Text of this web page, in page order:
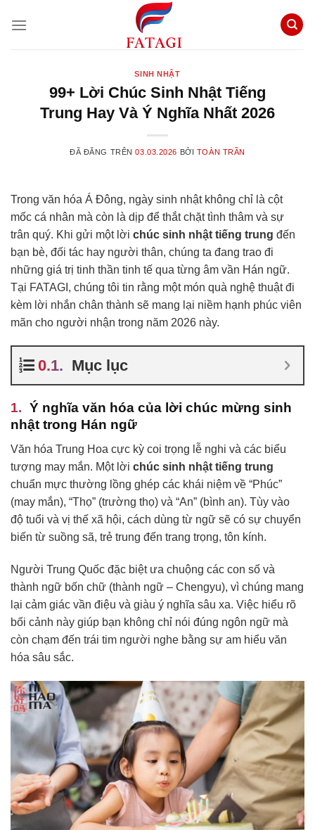
đến
SINH NHẬT
99+ Lời Chúc Sinh Nhật Tiếng
Trung Hay Và Ý Nghĩa Nhất 2026
ĐÃ ĐĂNG TRÊN03.03.2026 BỞI TOÀN TRẦN
Trong văn hóa Á Đông, ngày sinh nhật không chỉ là cột
mốc cá nhân mà còn là dịp để thắt chặt tình thâm và sự
trân quý. Khi gửi một lời chúc sinh nhật tiếng trung đến
bạn bè, đối tác hay người thân, chúng ta đang trao đi
những giá trị tinh thần tinh tế qua từng âm vần Hán ngữ.
Tại FATAGI, chúng tôi tin rằng một món quà nghệ thuật đi
kèm lời nhắn chân thành sẽ mang lại niềm hạnh phúc viên
mãn cho người nhận trong năm 2026 này.
Mục lục
Ý nghĩa văn hóa của lời chúc mừng sinh
nhật trong Hán ngữ
Văn hóa Trung Hoa cực kỳ coi trọng lễ nghi và các biểu
tượng may mắn. Một lời chúc sinh nhật tiếng trung
chuẩn mực thường lồng ghép các khái niệm về “Phúc”
(may mắn), “Thọ” (trường thọ) và “An” (bình an). Tùy vào
độ tuổi và vị thế xã hội, cách dùng từ ngữ sẽ có sự chuyển
biến từ suồng sã, trẻ trung đến trang trọng, tôn kính.
Người Trung Quốc đặc biệt ưa chuộng các con số và
thành ngữ bốn chữ (thành ngữ – Chengyu), vì chúng mang
lại cảm giác vần điệu và giàu ý nghĩa sâu xa. Việc hiểu rõ
bối cảnh này giúp bạn không chỉ nói đúng ngôn ngữ mà
còn chạm đến trái tim người nghe bằng sự am hiểu văn
hóa sâu sắc.